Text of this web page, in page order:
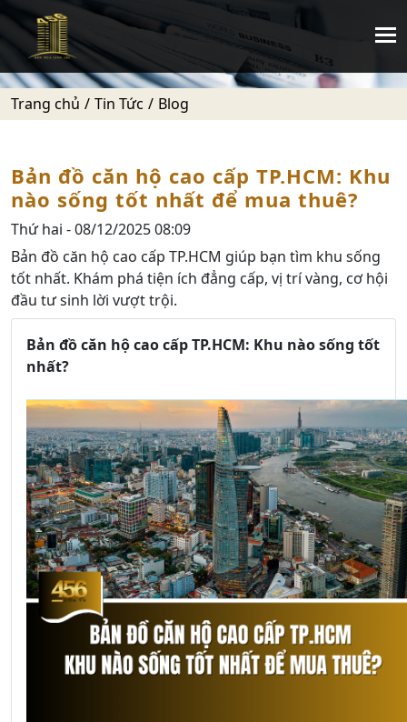
Trang chủ Tin Tức Blog
Bản đồ căn hộ cao cấp TP.HCM: Khu
nào sống tốt nhất để mua thuê?
Thứ hai - 08/12/2025 08:09
Bản đồ căn hộ cao cấp TP.HCM giúp bạn tìm khu sống
tốt nhất. Khám phá tiện ích đẳng cấp, vị trí vàng, cơ hội
đầu tư sinh lời vượt trội.
Bản đồ căn hộ cao cấp TP.HCM: Khu nào sống tốt
nhất?